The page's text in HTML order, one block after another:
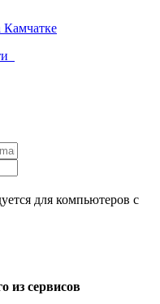
для компьютеров с
из сервисов